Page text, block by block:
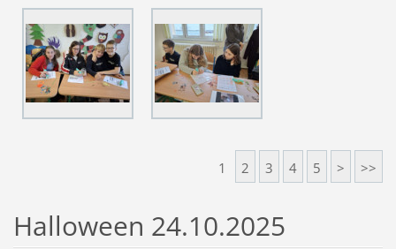
1 2 3 4 5 > >>
Halloween 24.10.2025